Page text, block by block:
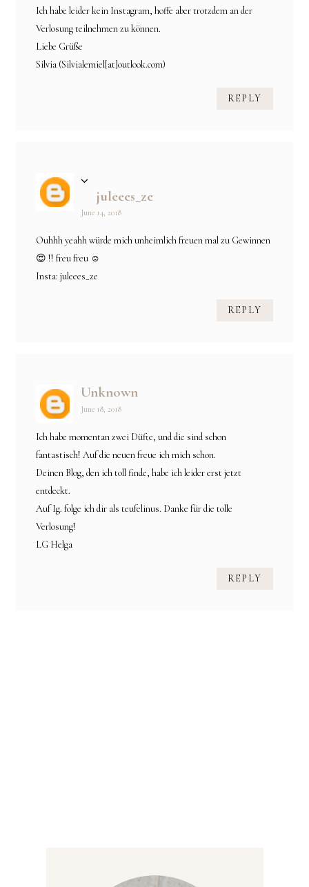
Ich habe leider kein Instagram, hoffe aber trotzdem an der
Verlosung teilnehmen zu können.
Liebe Grüße
Silvia (Silvialemiel[at]outlook.com)
REPLY
juleees_ze
June 14, 2018
Ouhhh yeahh würde mich unheimlich freuen mal zu Gewinnen
😍 !! freu freu ☺️
Insta: juleees_ze
REPLY
Unknown
June 18, 2018
Ich habe momentan zwei Düfte, und die sind schon
fantastisch! Auf die neuen freue ich mich schon.
Deinen Blog, den ich toll finde, habe ich leider erst jetzt
entdeckt.
Auf Ig. folge ich dir als teufelinus. Danke für die tolle
Verlosung!
LG Helga
REPLY